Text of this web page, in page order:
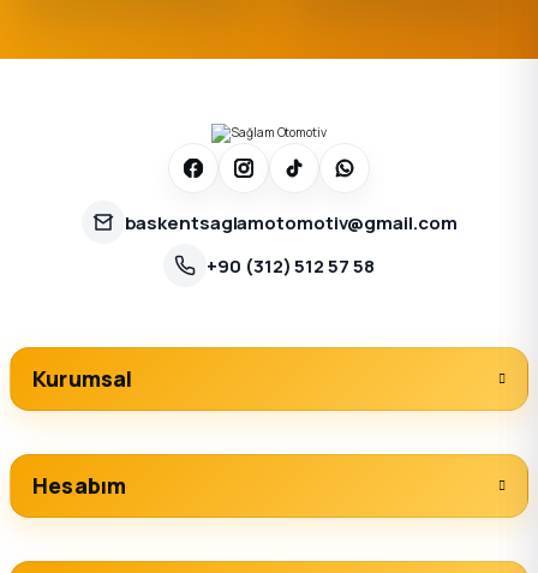
baskentsaglamotomotiv@gmail.com
+90 (312) 512 57 58
Kurumsal
Hesabım